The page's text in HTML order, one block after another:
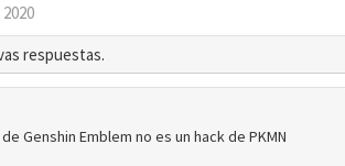
respuestas.
Genshin Emblem no es un hack de PKMN